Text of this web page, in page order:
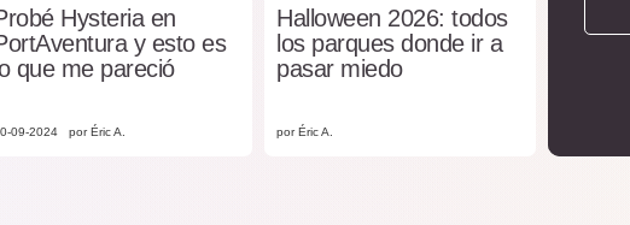
Hysteria en
y esto es
que me pareció
09-2024 por Éric A.
Halloween 2026: todos
los parques donde ir a
pasar miedo
por Éric A.